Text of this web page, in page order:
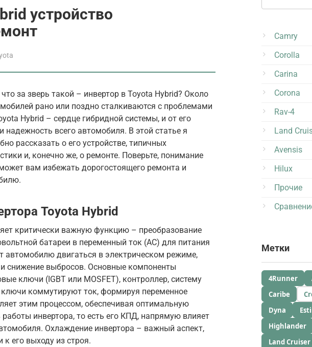
устройство
за зверь такой – инвертор в Toyota Hybrid? Около
рано или поздно сталкиваются с проблемами
Hybrid – сердце гибридной системы, и от его
всего автомобиля. В этой статье я
рассказать о его устройстве, типичных
и, конечно же, о ремонте. Поверьте, понимание
вам избежать дорогостоящего ремонта и
Toyota Hybrid
критически важную функцию – преобразование
батареи в переменный ток (AC) для питания
автомобилю двигаться в электрическом режиме,
снижение выбросов. Основные компоненты
ключи (IGBT или MOSFET), контроллер, систему
коммутируют ток, формируя переменное
этим процессом, обеспечивая оптимальную
инвертора, то есть его КПД, напрямую влияет
Охлаждение инвертора – важный аспект,
к его выходу из строя.
Camry
Corolla
Carina
Corona
Rav-4
Land
Avensis
Hilux
Прочие
Метки
4Runner
Caribe
Dyna
Highlander
Land Cruiser